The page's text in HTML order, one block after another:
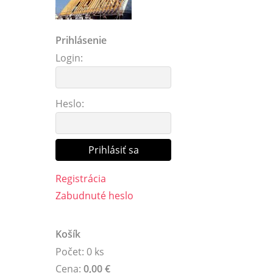
Prihlásenie
Login:
Heslo:
Registrácia
Zabudnuté heslo
Košík
Počet: 0 ks
Cena: 0,00 €